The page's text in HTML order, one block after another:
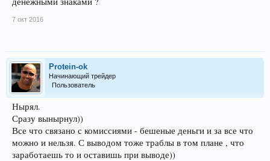
7 окт 2016
Protein-ok
Начинающий трейдер
Пользователь
Нырял.
Сразу вынырнул))
Все что связано с комиссиями - бешеные деньги и за все что
можно и нельзя. С выводом тоже траблы в том плане , что
заработаешь то и оставишь при выводе))